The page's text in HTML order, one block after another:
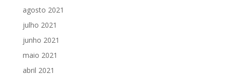
agosto 2021
julho 2021
junho 2021
maio 2021
abril 2021